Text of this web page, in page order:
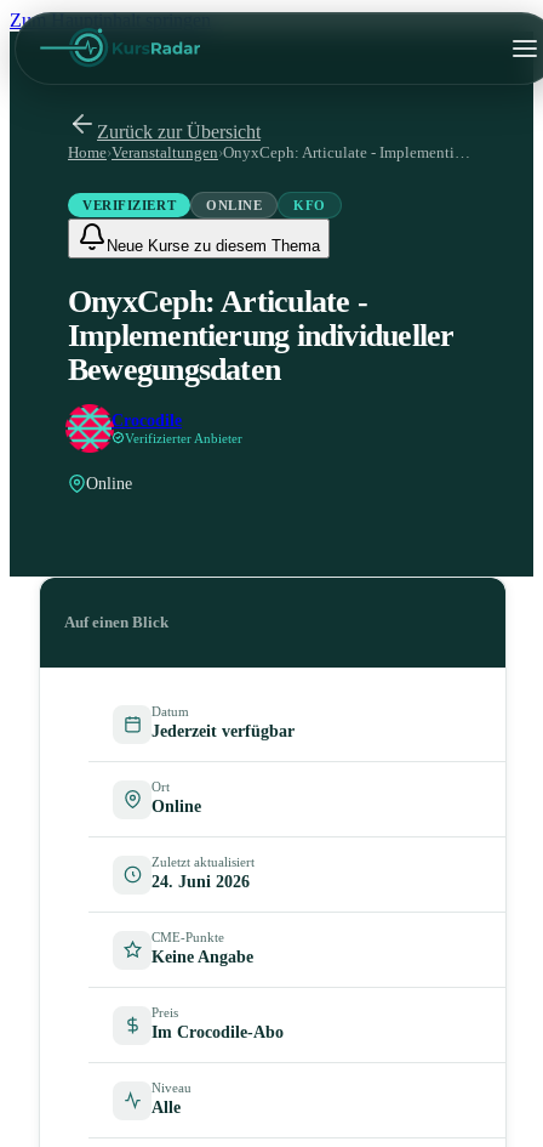
Zum Hauptinhalt springen
Zurück zur Übersicht
Home›Veranstaltungen› OnyxCeph: Articulate - Implementierung individueller Bewegungsdaten
VERIFIZIERT ONLINE KFO
Neue Kurse zu diesem Thema
OnyxCeph: Articulate -
Implementierung individueller
Bewegungsdaten
Crocodile
Verifizierter Anbieter
Online
Auf einen Blick
Datum
Jederzeit verfügbar
Ort
Online
Zuletzt aktualisiert
24. Juni 2026
CME-Punkte
Keine Angabe
Preis
Im Crocodile-Abo
Niveau
Alle